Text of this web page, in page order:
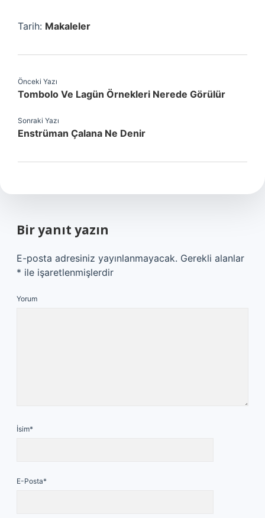
Tarih: Makaleler
Önceki Yazı
Tombolo Ve Lagün Örnekleri Nerede Görülür
Sonraki Yazı
Enstrüman Çalana Ne Denir
Bir yanıt yazın
E-posta adresiniz yayınlanmayacak. Gerekli alanlar
* ile işaretlenmişlerdir
Yorum
İsim*
E-Posta*